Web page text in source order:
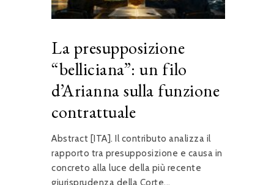
La presupposizione
“belliciana”: un filo
d’Arianna sulla funzione
contrattuale
Abstract [ITA]. Il contributo analizza il
rapporto tra presupposizione e causa in
concreto alla luce della più recente
giurisprudenza della Corte...